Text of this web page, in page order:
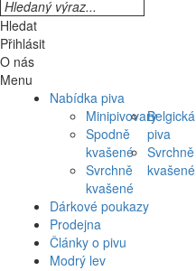
Hledat
Přihlásit
O nás
Menu
Nabídka piva
Minipivovary
Spodně
kvašené
Svrchně
kvašené
Belgická
piva
Svrchně
kvašené
Dárkové poukazy
Prodejna
Články o pivu
Modrý lev